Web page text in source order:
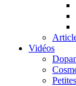
Vidéos